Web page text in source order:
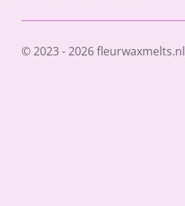
© 2023 - 2026 fleurwaxmelts.nl